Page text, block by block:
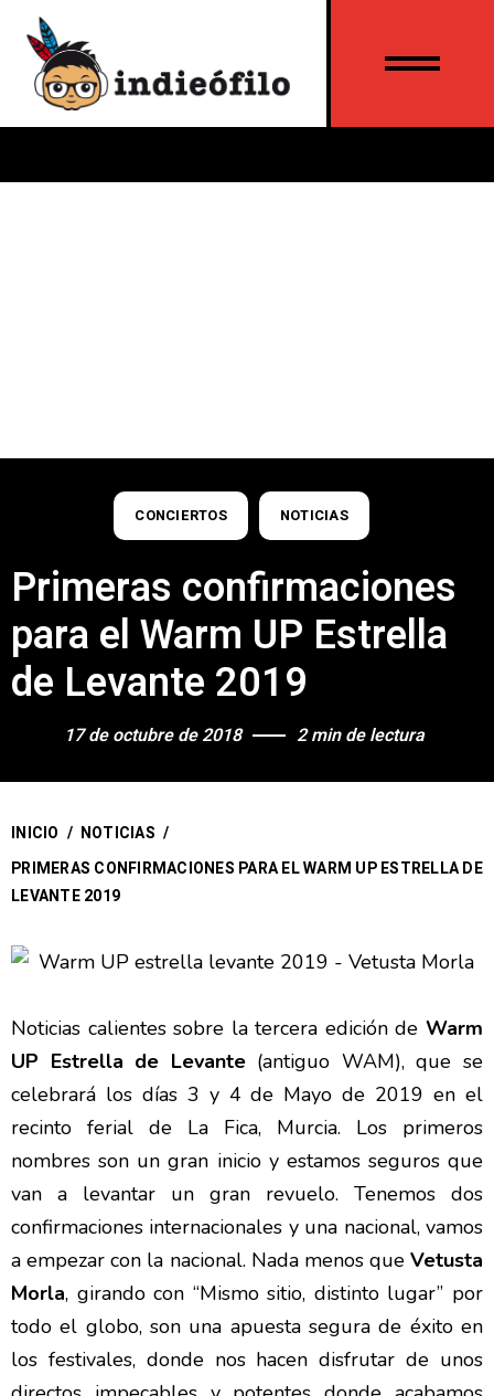
CONCIERTOS NOTICIAS
Primeras confirmaciones
para el Warm UP Estrella
de Levante 2019
17 de octubre de 2018 2 min de lectura
INICIO / NOTICIAS /
PRIMERAS CONFIRMACIONES PARA EL WARM UP ESTRELLA DE
LEVANTE 2019
Noticias calientes sobre la tercera edición de Warm
UP Estrella de Levante(antiguo WAM), que se
celebrará los días 3 y 4 de Mayo de 2019 en el
recinto ferial de La Fica, Murcia. Los primeros
nombres son un gran inicio y estamos seguros que
van a levantar un gran revuelo. Tenemos dos
confirmaciones internacionales y una nacional, vamos
a empezar con la nacional. Nada menos que Vetusta
Morla, girando con “Mismo sitio, distinto lugar” por
todo el globo, son una apuesta segura de éxito en
los festivales, donde nos hacen disfrutar de unos